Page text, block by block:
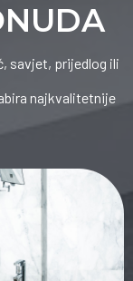
savjet, prijedlog ili
najkvalitetnije